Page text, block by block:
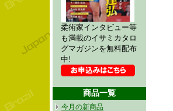
柔術家インタビュー等
も満載のイサミカタロ
グマガジンを無料配布
中!
商品一覧
今月の新商品